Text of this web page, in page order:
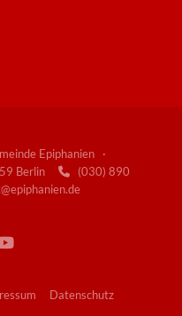
Epiphanien ·
Berlin
(030) 890
Datenschutz